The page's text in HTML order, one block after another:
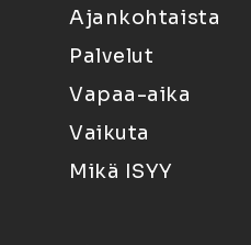
Ajankohtaista
Palvelut
Vapaa-aika
Vaikuta
Mikä ISYY